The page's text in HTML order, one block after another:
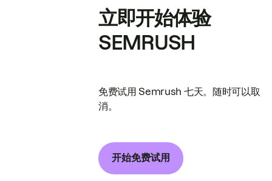
立即开始体验
SEMRUSH
免费试用 Semrush 七天。随时可以取
消。
开始免费试用